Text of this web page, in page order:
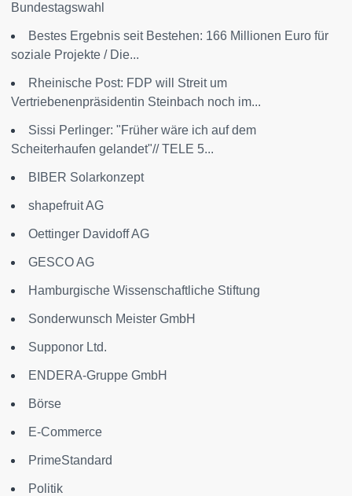
Bundestagswahl
Bestes Ergebnis seit Bestehen: 166 Millionen Euro für
soziale Projekte / Die...
Rheinische Post: FDP will Streit um
Vertriebenenpräsidentin Steinbach noch im...
Sissi Perlinger: "Früher wäre ich auf dem
Scheiterhaufen gelandet"// TELE 5...
BIBER Solarkonzept
shapefruit AG
Oettinger Davidoff AG
GESCO AG
Hamburgische Wissenschaftliche Stiftung
Sonderwunsch Meister GmbH
Supponor Ltd.
ENDERA-Gruppe GmbH
Börse
E-Commerce
PrimeStandard
Politik